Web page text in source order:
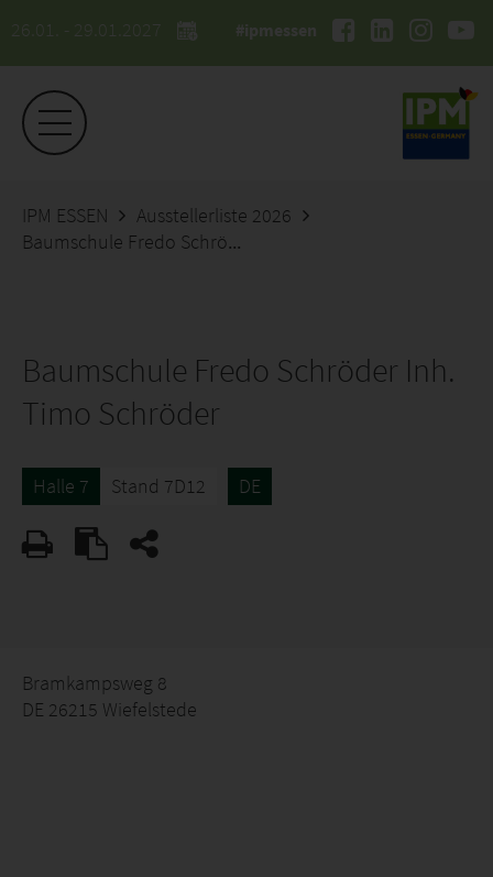
26.01. - 29.01.2027 #ipmessen
IPM ESSEN
Ausstellerliste 2026
Baumschule Fredo Schröder Inh. Timo Schröder
Baumschule Fredo Schröder Inh.
Timo Schröder
Halle 7 Stand 7D12 DE
Bramkampsweg 8
DE 26215 Wiefelstede